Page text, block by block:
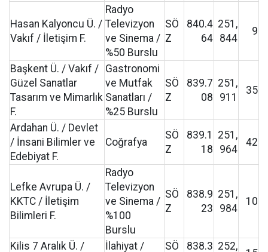
Hasan Kalyoncu Ü. /
Vakıf / İletişim F.
Radyo
Televizyon
ve Sinema /
%50 Burslu
SÖ
Z
840.4
64
251,
844
9
Başkent Ü. / Vakıf /
Güzel Sanatlar
Tasarım ve Mimarlık
F.
Gastronomi
ve Mutfak
Sanatları /
%25 Burslu
SÖ
Z
839.7
08
251,
911
35
Ardahan Ü. / Devlet
/ İnsani Bilimler ve
Edebiyat F.
Coğrafya
SÖ
Z
839.1
18
251,
964
42
Lefke Avrupa Ü. /
KKTC / İletişim
Bilimleri F.
Radyo
Televizyon
ve Sinema /
%100
Burslu
SÖ
Z
838.9
23
251,
984
10
Kilis 7 Aralık Ü. / İlahiyat / SÖ 838.3 252,